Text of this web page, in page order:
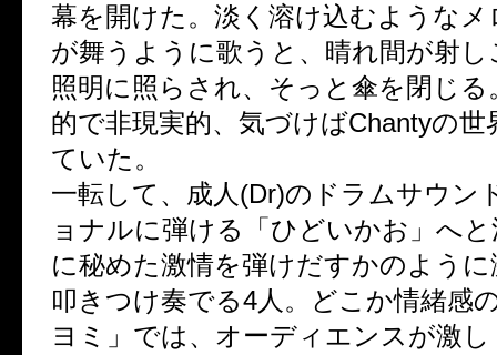
幕を開けた。淡く溶け込むような
が舞うように歌うと、晴れ間が射
照明に照らされ、そっと傘を閉じる
的で非現実的、気づけばChantyの
ていた。
一転して、成人(Dr)のドラムサウン
ョナルに弾ける「ひどいかお」へ
に秘めた激情を弾けだすかのよう
叩きつけ奏でる4人。どこか情緒感
ヨミ」では、オーディエンスが激